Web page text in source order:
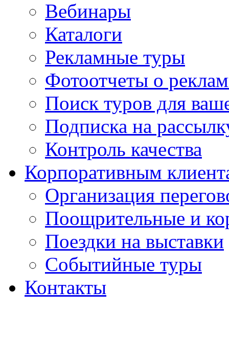
Вебинары
Каталоги
Рекламные туры
Фотоотчеты о
Поиск туров для
Подписка на
Контроль качества
Корпоративным
Организация
Поощрительные и
Поездки на выставки
Событийные туры
Контакты